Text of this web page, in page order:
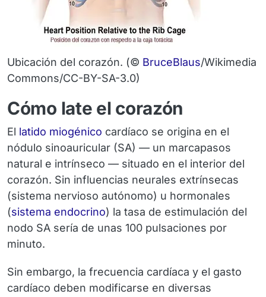
Ubicación del corazón. (© BruceBlaus/Wikimedia
Commons/CC-BY-SA-3.0)
Cómo late el corazón
El latido miogénico cardíaco se origina en el
nódulo sinoauricular (SA) — un marcapasos
natural e intrínseco — situado en el interior del
corazón. Sin influencias neurales extrínsecas
(sistema nervioso autónomo) u hormonales
(sistema endocrino) la tasa de estimulación del
nodo SA sería de unas 100 pulsaciones por
minuto.
Sin embargo, la frecuencia cardíaca y el gasto
cardíaco deben modificarse en diversas